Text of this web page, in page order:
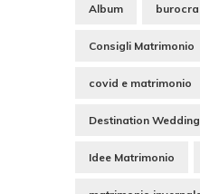
Album
Consigli Matrimonio
covid e matrimonio
Destination Wedding
Idee Matrimonio